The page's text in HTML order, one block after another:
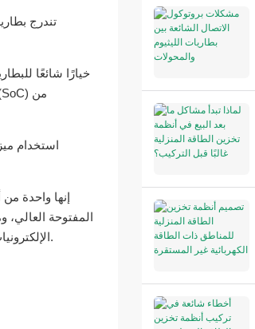
تندرج
إنها واحدة
المفتوحة
الإلكترونيات الاستهلاكية، تزداد شعبية بطاريات الليثيوم أيون في التطبيقات العسكرية والمركبات الكهربائية والفضاء نظرًا لكثافة طاقتها العالية.